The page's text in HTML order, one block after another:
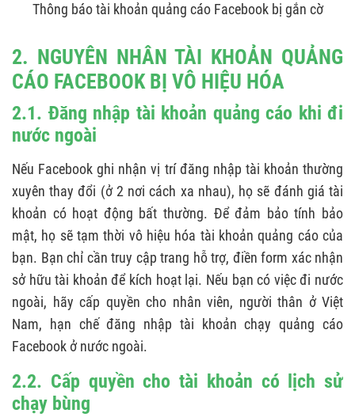
5. CÁCH CHAT LIVE VỚI ĐỘI NGŨ HỖ TRỢ
6. CHUYỂN DỮ LIỆU SANG TÀI KHOẢN QUẢNG
CÁO FACEBOOK MỚI
7. MỘT SỐ KỸ THUẬT ĐỂ QUẢN LÝ BẢO VỆ TÀI
KHOẢN FACEBOOK ADS
7.1. Phải chuẩn bị tài khoản Facebook Ads dự
phòng
7.2. Bạn không nên chọn cách thanh toán qua
Paypal
7.3. Chọn cách thuê tài khoản quảng cáo
7.4. Những giải pháp để hạn chế việc tài
khoản bị gắn cờ
Thông báo tài khoản quảng cáo Facebook bị gắn cờ
2. NGUYÊN NHÂN TÀI KHOẢN QUẢNG
CÁO FACEBOOK BỊ VÔ HIỆU HÓA
2.1. Đăng nhập tài khoản quảng cáo khi đi
nước ngoài
Nếu Facebook ghi nhận vị trí đăng nhập tài khoản thường
xuyên thay đổi (ở 2 nơi cách xa nhau), họ sẽ đánh giá tài
khoản có hoạt động bất thường. Để đảm bảo tính bảo
mật, họ sẽ tạm thời vô hiệu hóa tài khoản quảng cáo của
bạn. Bạn chỉ cần truy cập trang hỗ trợ, điền form xác nhận
sở hữu tài khoản để kích hoạt lại. Nếu bạn có việc đi nước
ngoài, hãy cấp quyền cho nhân viên, người thân ở Việt
Nam, hạn chế đăng nhập tài khoản chạy quảng cáo
Facebook ở nước ngoài.
2.2. Cấp quyền cho tài khoản có lịch sử
chạy bùng